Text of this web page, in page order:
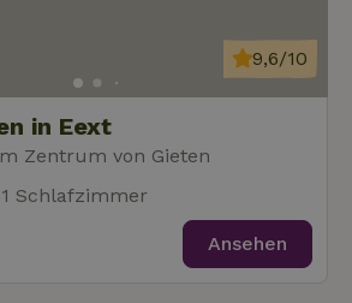
in Eext
Zentrum von Gieten
9,6/10
Schlafzimmer
Ansehen